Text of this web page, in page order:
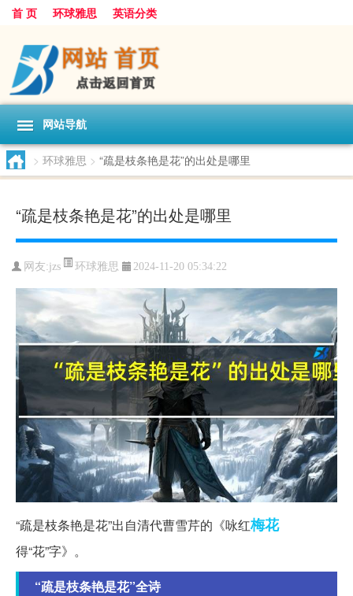
首 页 环球雅思 英语分类
网站导航
> 环球雅思 > “疏是枝条艳是花”的出处是哪里
“疏是枝条艳是花”的出处是哪里
网友:jzs 环球雅思 2024-11-20 05:34:22
“疏是枝条艳是花”出自清代曹雪芹的《咏红梅花
得“花”字》。
“疏是枝条艳是花”全诗